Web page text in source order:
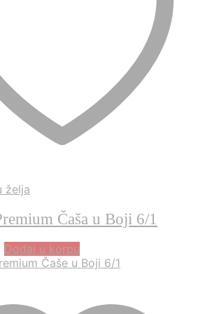
želja
Čaša u Boji 6/1
Dodaj u korpu